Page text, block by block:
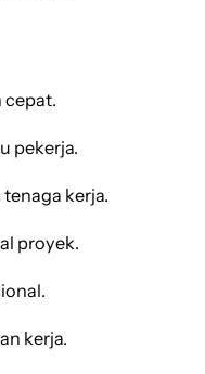
cepat.
pekerja.
kerja.
proyek.
kerja.